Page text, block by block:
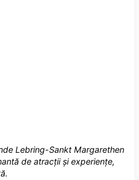
Lebring-Sankt Margarethen
de atracții și experiențe,